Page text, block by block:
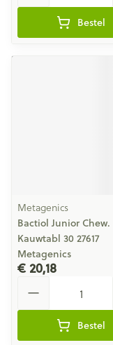
Bestel
Metagenics
Bactiol Junior Chew.
Kauwtabl 30 27617
Metagenics
€ 20,18
Bestel